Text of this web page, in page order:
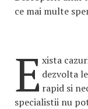
ce mai multe
E xista
dezvolta
rapid si
specialistii nu